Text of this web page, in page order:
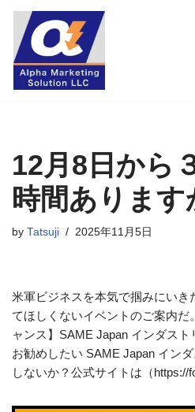
コ
ン
テ
ス
キ
ッ
プ
12月8日から
時間あります
by Tatsuji 2025年11月5日
米軍ビジネスを本気で掴みにいき
てほしくないイベントのご案内だ
ャンス】SAME Japan インダス
お勧めしたい SAME Japan イン
しないか？公式サイトは（https://